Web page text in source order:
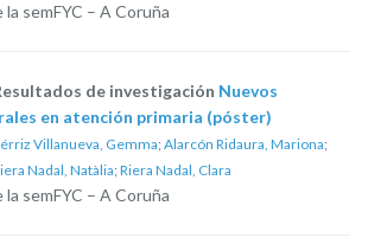
semFYC – A Coruña
de investigación Nuevos
en atención primaria (póster)
Villanueva, Gemma; Alarcón Ridaura, Mariona;
Nadal, Natàlia; Riera Nadal, Clara
semFYC – A Coruña